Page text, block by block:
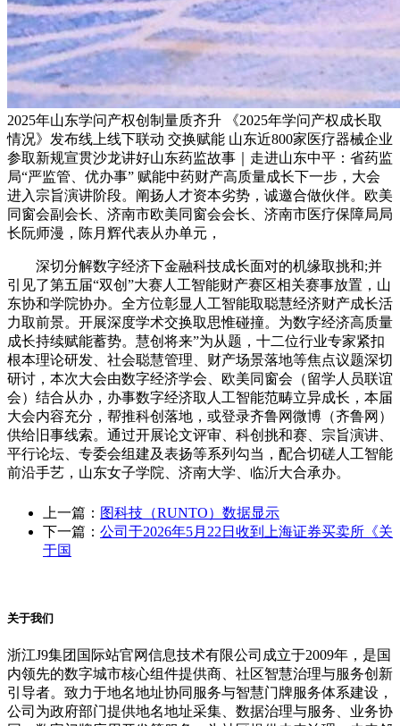
2025年山东学问产权创制量质齐升 《2025年学问产权成长取
情况》发布线上线下联动 交换赋能 山东近800家医疗器械企业
参取新规宣贯沙龙讲好山东药监故事｜走进山东中平：省药监
局“严监管、优办事” 赋能中药财产高质量成长下一步，大会
进入宗旨演讲阶段。阐扬人才资本劣势，诚邀合做伙伴。欧美
同窗会副会长、济南市欧美同窗会会长、济南市医疗保障局局
长阮师漫，陈月辉代表从办单元，
深切分解数字经济下金融科技成长面对的机缘取挑和;并
引见了第五届“双创”大赛人工智能财产赛区相关赛事放置，山
东协和学院协办。全方位彰显人工智能取聪慧经济财产成长活
力取前景。开展深度学术交换取思惟碰撞。为数字经济高质量
成长持续赋能蓄势。慧创将来”为从题，十二位行业专家紧扣
根本理论研发、社会聪慧管理、财产场景落地等焦点议题深切
研讨，本次大会由数字经济学会、欧美同窗会（留学人员联谊
会）结合从办，办事数字经济取人工智能范畴立异成长，本届
大会内容充分，帮推科创落地，或登录齐鲁网微博（齐鲁网）
供给旧事线索。通过开展论文评审、科创挑和赛、宗旨演讲、
平行论坛、专委会组建及表扬等系列勾当，配合切磋人工智能
前沿手艺，山东女子学院、济南大学、临沂大合承办。
上一篇： 图科技（RUNTO）数据显示
下一篇： 公司于2026年5月22日收到上海证券买卖所《关
于国
关于我们
浙江J9集团国际站官网信息技术有限公司成立于2009年，是国
内领先的数字城市核心组件提供商、社区智慧治理与服务创新
引导者。致力于地名地址协同服务与智慧门牌服务体系建设，
公司为政府部门提供地名地址采集、数据治理与服务、业务协